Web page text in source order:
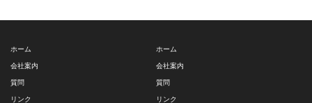
ホーム
会社案内
質問
リンク
ホーム
会社案内
質問
リンク